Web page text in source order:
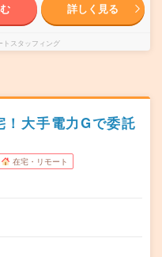
詳しく見る
トスタッフィング
大手電力Gで委託
在宅・リモート